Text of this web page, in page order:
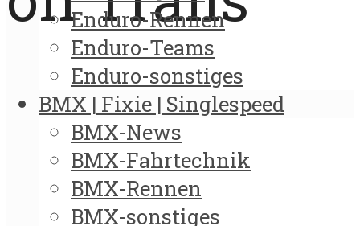
Enduro-Rennen
Enduro-Teams
Enduro-sonstiges
BMX | Fixie | Singlespeed
BMX-News
BMX-Fahrtechnik
BMX-Rennen
BMX-sonstiges